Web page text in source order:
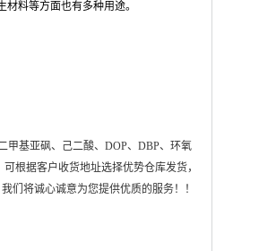
料等方面也有多种用途。
甲基亚砜、己二酸、DOP、DBP、环氧
可根据客户收货地址选择优势仓库发货，
们将诚心诚意为您提供优质的服务！！